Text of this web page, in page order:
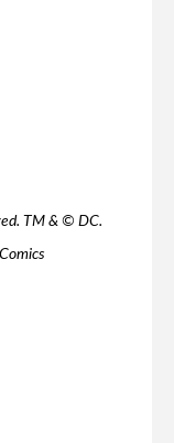
TM & © DC.